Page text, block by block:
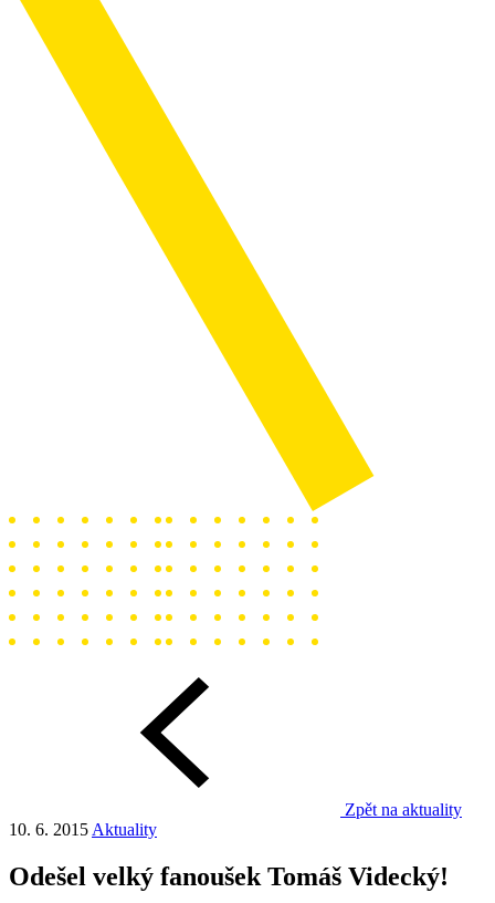
Zpět na aktuality
10. 6. 2015 Aktuality
Odešel velký fanoušek Tomáš Videcký!